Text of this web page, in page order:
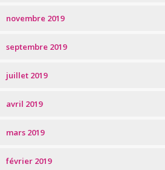
novembre 2019
septembre 2019
juillet 2019
avril 2019
mars 2019
février 2019